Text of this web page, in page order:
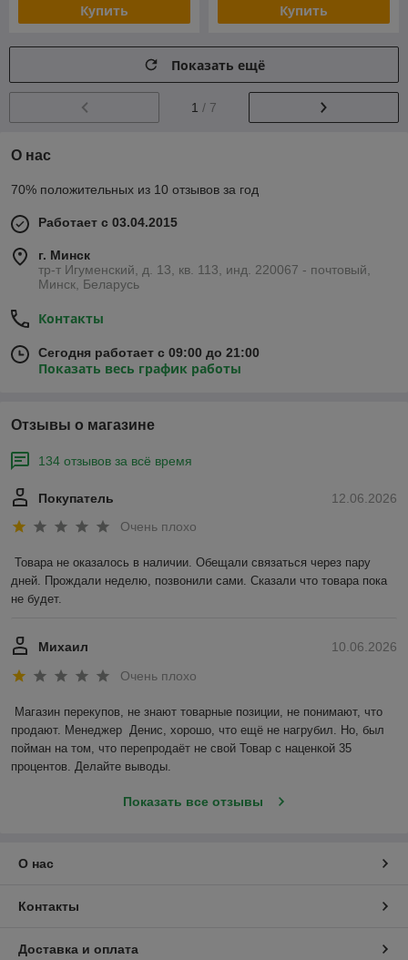
Купить Купить
Показать ещё
1 / 7
О нас
70% положительных из 10 отзывов за год
Работает с 03.04.2015
г. Минск
тр-т Игуменский, д. 13, кв. 113, инд. 220067 - почтовый,
Минск, Беларусь
Контакты
Сегодня работает с 09:00 до 21:00
Показать весь график работы
Отзывы о магазине
134 отзывов за всё время
12.06.2026
Покупатель
Очень плохо
Товара не оказалось в наличии. Обещали связаться через пару
дней. Прождали неделю, позвонили сами. Сказали что товара пока
не будет.
10.06.2026
Михаил
Очень плохо
Магазин перекупов, не знают товарные позиции, не понимают, что
продают. Менеджер  Денис, хорошо, что ещё не нагрубил. Но, был
пойман на том, что перепродаёт не свой Товар с наценкой 35
процентов. Делайте выводы.
Показать все отзывы
О нас
Контакты
Доставка и оплата